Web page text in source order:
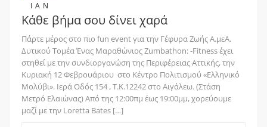
ΙΑΝ
Κάθε βήμα σου δίνει χαρά
Πάρτε μέρος στο πιο fun event για την Γέφυρα Ζωής Α.μεΑ.
Δυτικού Τομέα Ένας Μαραθώνιος Zumbathon: -Fitness έχει
στηθεί με την συνδιοργανώση της Περιφέρειας Αττικής, την
Κυριακή 12 Φεβρουάριου στο Κέντρο Πολιτισμού «Ελληνικό
Μολύβι». Ιερά Οδός 154 , Τ.Κ.12242 στο Αιγάλεω. (Στάση
Μετρό Ελαιώνας) Από της 12:00πμ έως 19:00μμ, χορεύουμε
μαζί με την Loretta Bates […]